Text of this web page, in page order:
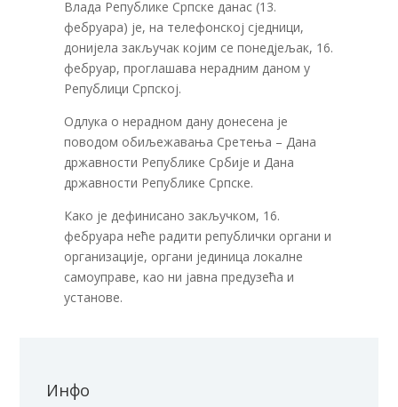
Влада Републике Српске данас (13.
фебруара) је, на телефонској сједници,
донијела закључак којим се понедјељак, 16.
фебруар, проглашава нерадним даном у
Републици Српској.
Одлука о нерадном дану донесена је
поводом обиљежавања Сретења – Дана
државности Републике Србије и Дана
државности Републике Српске.
Како је дефинисано закључком, 16.
фебруара неће радити републички органи и
организације, органи јединица локалне
самоуправе, као ни јавна предузећа и
установе.
Инфо